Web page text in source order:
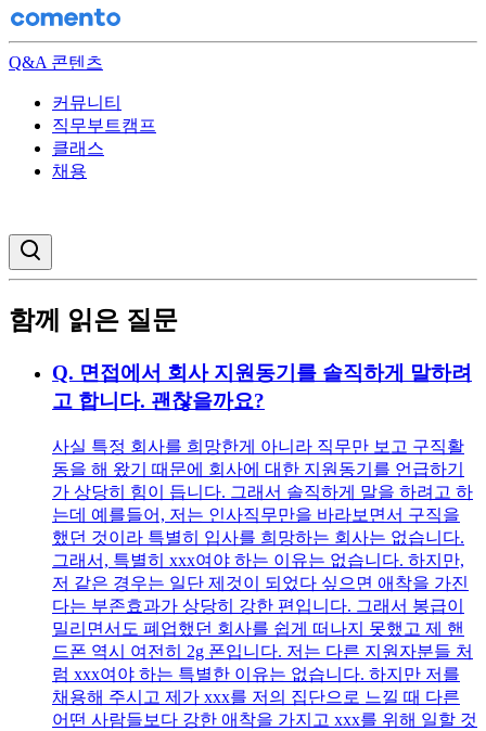
Q&A 콘텐츠
커뮤니티
직무부트캠프
클래스
채용
함께 읽은 질문
Q. 면접에서 회사 지원동기를 솔직하게 말하려
고 합니다. 괜찮을까요?
사실 특정 회사를 희망한게 아니라 직무만 보고 구직활
동을 해 왔기 때문에 회사에 대한 지원동기를 언급하기
가 상당히 힘이 듭니다. 그래서 솔직하게 말을 하려고 하
는데 예를들어, 저는 인사직무만을 바라보면서 구직을
했던 것이라 특별히 입사를 희망하는 회사는 없습니다.
그래서, 특별히 xxx여야 하는 이유는 없습니다. 하지만,
저 같은 경우는 일단 제것이 되었다 싶으면 애착을 가진
다는 부존효과가 상당히 강한 편입니다. 그래서 봉급이
밀리면서도 폐업했던 회사를 쉽게 떠나지 못했고 제 핸
드폰 역시 여전히 2g 폰입니다. 저는 다른 지원자분들 처
럼 xxx여야 하는 특별한 이유는 없습니다. 하지만 저를
채용해 주시고 제가 xxx를 저의 집단으로 느낄 때 다른
어떤 사람들보다 강한 애착을 가지고 xxx를 위해 일할 것